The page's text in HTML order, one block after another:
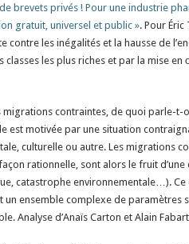
brevets privés ! Pour une industrie
gratuit, universel et public ». Pour
contre les inégalités et la hausse de
les plus riches et par la mise en
migrations contraintes, de quoi parle-t-
est motivée par une situation
culturelle ou autre. Les migrations
rationnelle, sont alors le fruit
catastrophe environnementale…).
un ensemble complexe de paramètres
Analyse d’Anaïs Carton et Alain